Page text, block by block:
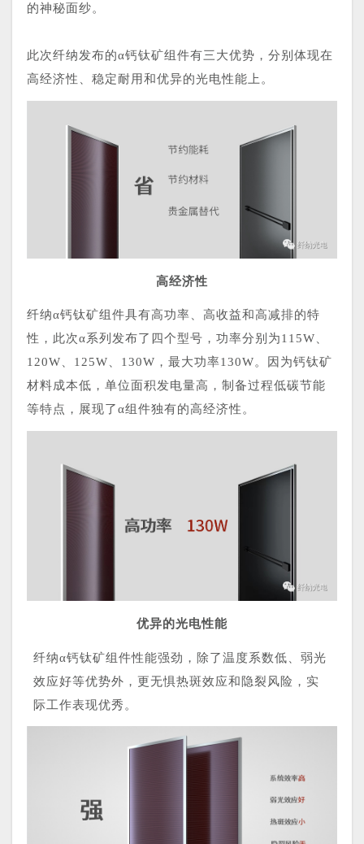
的神秘面纱。
此次纤纳发布的α钙钛矿组件有三大优势，分别体现在
高经济性、稳定耐用和优异的光电性能上。
高经济性
纤纳α钙钛矿组件具有高功率、高收益和高减排的特
性，此次α系列发布了四个型号，功率分别为115W、
120W、125W、130W，最大功率130W。因为钙钛矿
材料成本低，单位面积发电量高，制备过程低碳节能
等特点，展现了α组件独有的高经济性。
优异的光电性能
纤纳α钙钛矿组件性能强劲，除了温度系数低、弱光
效应好等优势外，更无惧热斑效应和隐裂风险，实
际工作表现优秀。